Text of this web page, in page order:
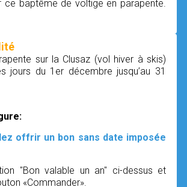
ce baptême de voltige en parapente.
sur la Clusaz (vol hiver à skis)
jours du 1er décembre jusqu’au 31
offrir un bon sans date imposée
"Bon valable un an" ci-dessus et
«Commander».